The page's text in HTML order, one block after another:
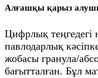
Алғашқы қарыз
Цифрлық теңгедегі
павлодарлық
жобасы гранула/
бағытталған. Бұл